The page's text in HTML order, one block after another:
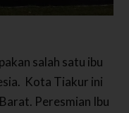
salah satu ibu
Kota Tiakur ini
Peresmian Ibu